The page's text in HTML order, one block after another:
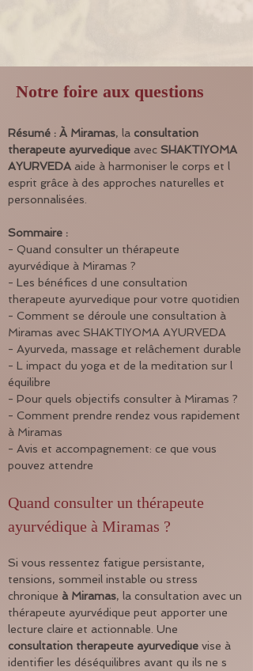
Notre foire aux questions
Résumé : À Miramas, la consultation
therapeute ayurvedique avec SHAKTIYOMA
AYURVEDA aide à harmoniser le corps et l
esprit grâce à des approches naturelles et
personnalisées.
Sommaire :
- Quand consulter un thérapeute
ayurvédique à Miramas ?
- Les bénéfices d une consultation
therapeute ayurvedique pour votre quotidien
- Comment se déroule une consultation à
Miramas avec SHAKTIYOMA AYURVEDA
- Ayurveda, massage et relâchement durable
- L impact du yoga et de la meditation sur l
équilibre
- Pour quels objectifs consulter à Miramas ?
- Comment prendre rendez vous rapidement
à Miramas
- Avis et accompagnement: ce que vous
pouvez attendre
Quand consulter un thérapeute
ayurvédique à Miramas ?
Si vous ressentez fatigue persistante,
tensions, sommeil instable ou stress
chronique à Miramas, la consultation avec un
thérapeute ayurvédique peut apporter une
lecture claire et actionnable. Une
consultation therapeute ayurvedique vise à
identifier les déséquilibres avant qu ils ne s